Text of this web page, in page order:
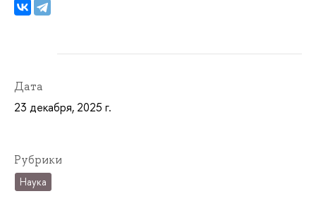
Дата
23 декабря, 2025 г.
Рубрики
Наука